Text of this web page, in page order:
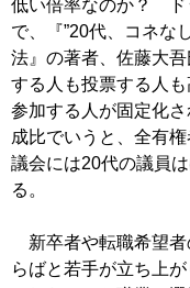
低い倍率なのか？ ド
で、『”20代、コネな
法』の著者、佐藤大
する人も投票する人
参加する人が固定化
成比でいうと、全有
議会には20代の議員
る。
新卒者や転職希望者
らばと若手が立ち上